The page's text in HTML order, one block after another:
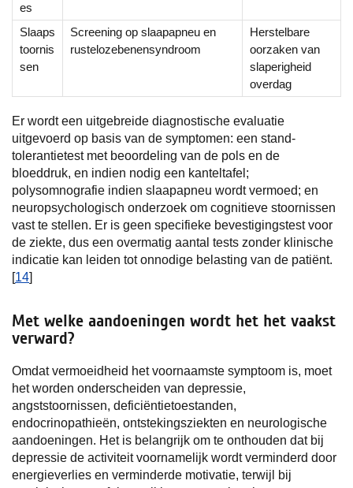
es
Slaaps
toornis
sen
Screening op slaapapneu en
rustelozebenensyndroom
Herstelbare
oorzaken van
slaperigheid
overdag
Er wordt een uitgebreide diagnostische evaluatie
uitgevoerd op basis van de symptomen: een stand-
tolerantietest met beoordeling van de pols en de
bloeddruk, en indien nodig een kanteltafel;
polysomnografie indien slaapapneu wordt vermoed; en
neuropsychologisch onderzoek om cognitieve stoornissen
vast te stellen. Er is geen specifieke bevestigingstest voor
de ziekte, dus een overmatig aantal tests zonder klinische
indicatie kan leiden tot onnodige belasting van de patiënt.
[14]
Met welke aandoeningen wordt het het vaakst
verward?
Omdat vermoeidheid het voornaamste symptoom is, moet
het worden onderscheiden van depressie,
angststoornissen, deficiëntietoestanden,
endocrinopathieën, ontstekingsziekten en neurologische
aandoeningen. Het is belangrijk om te onthouden dat bij
depressie de activiteit voornamelijk wordt verminderd door
energieverlies en verminderde motivatie, terwijl bij